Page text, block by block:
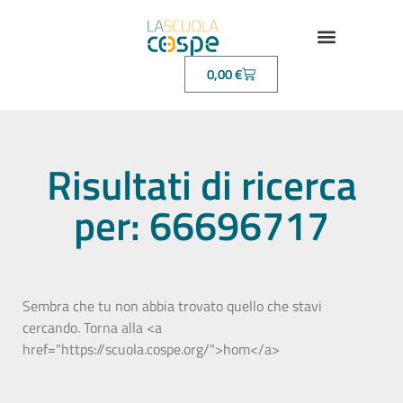
0,00€
Risultati di ricerca
per: 66696717
Sembra che tu non abbia trovato quello che stavi
cercando. Torna alla <a
href="https://scuola.cospe.org/">hom</a>